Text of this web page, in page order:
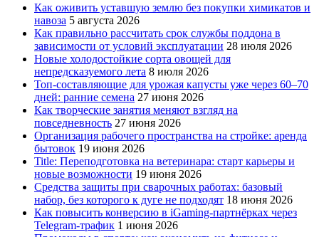
Как оживить уставшую землю без покупки химикатов и
навоза 5 августа 2026
Как правильно рассчитать срок службы поддона в
зависимости от условий эксплуатации 28 июля 2026
Новые холодостойкие сорта овощей для
непредсказуемого лета 8 июля 2026
Топ-составляющие для урожая капусты уже через 60–70
дней: ранние семена 27 июня 2026
Как творческие занятия меняют взгляд на
повседневность 27 июня 2026
Организация рабочего пространства на стройке: аренда
бытовок 19 июня 2026
Title: Переподготовка на ветеринара: старт карьеры и
новые возможности 19 июня 2026
Средства защиты при сварочных работах: базовый
набор, без которого к дуге не подходят 18 июня 2026
Как повысить конверсию в iGaming-партнёрках через
Telegram-трафик 1 июня 2026